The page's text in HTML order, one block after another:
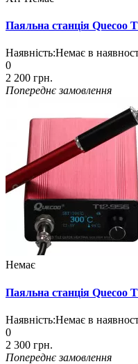
Паяльна станція Quecoo
Наявність:Немає в
0
2 200 грн.
Попереднє замовлення
Немає
Паяльна станція Quecoo
Наявність:Немає в
0
2 300 грн.
Попереднє замовлення